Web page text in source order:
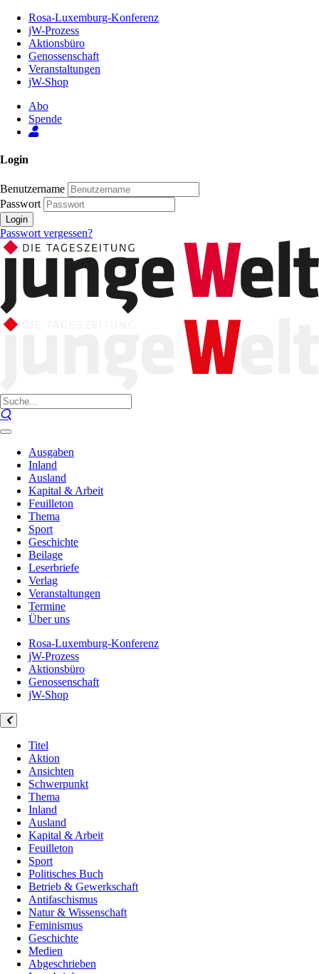
Inhalt
Seite
Rosa-Luxemburg-Konferenz
jW-Prozess
Aktionsbüro
Genossenschaft
Veranstaltungen
jW-Shop
Abo
Spende
Login
Benutzername
Passwort
Login
Passwort vergessen?
Ausgaben
Inland
Ausland
Kapital & Arbeit
Feuilleton
Thema
Sport
Geschichte
Beilage
Leserbriefe
Verlag
Veranstaltungen
Termine
Über uns
Rosa-Luxemburg-Konferenz
jW-Prozess
Aktionsbüro
Genossenschaft
jW-Shop
Titel
Aktion
Ansichten
Schwerpunkt
Thema
Inland
Ausland
Kapital & Arbeit
Feuilleton
Sport
Politisches Buch
Betrieb & Gewerkschaft
Antifaschismus
Natur & Wissenschaft
Feminismus
Geschichte
Medien
Abgeschrieben